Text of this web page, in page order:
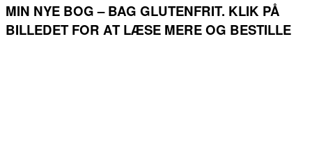
MIN NYE BOG – BAG GLUTENFRIT. KLIK PÅ
BILLEDET FOR AT LÆSE MERE OG BESTILLE